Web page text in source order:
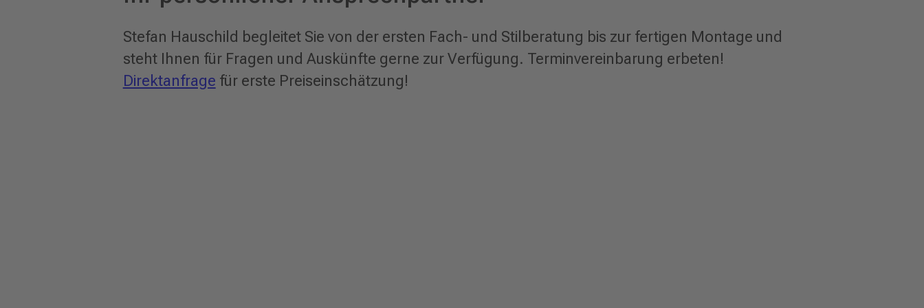
Stefan Hauschild begleitet Sie von der ersten Fach- und Stilberatung bis zur fertigen Montage und
steht Ihnen für Fragen und Auskünfte gerne zur Verfügung. Terminvereinbarung erbeten!
Direktanfrage für erste Preiseinschätzung!